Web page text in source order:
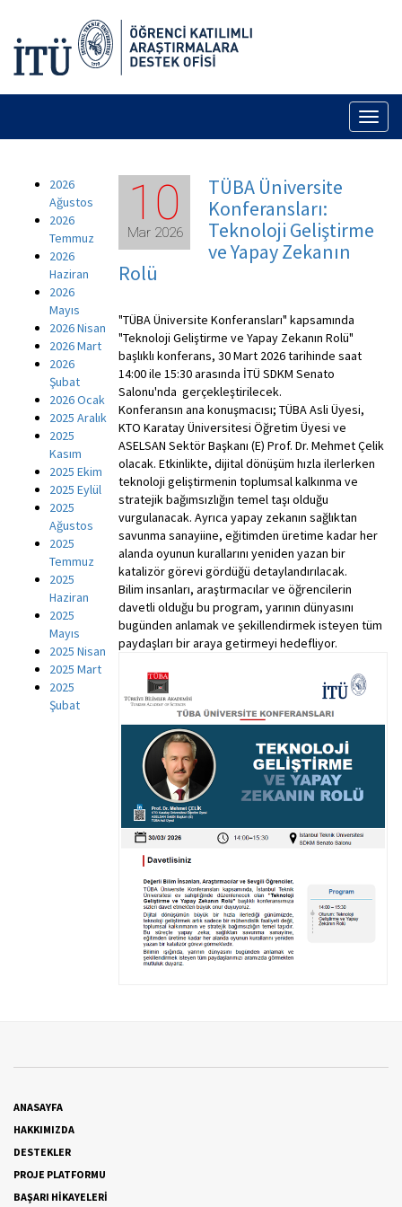
2026
Ağustos
2026
Temmuz
2026
Haziran
2026
Mayıs
2026 Nisan
2026 Mart
2026
Şubat
2026 Ocak
2025 Aralık
2025
Kasım
2025 Ekim
2025 Eylül
2025
Ağustos
2025
Temmuz
2025
Haziran
2025
Mayıs
2025 Nisan
2025 Mart
2025
Şubat
10
Mar 2026
TÜBA Üniversite
Konferansları:
Teknoloji Geliştirme
ve Yapay Zekanın
Rolü
"TÜBA Üniversite Konferansları" kapsamında
"Teknoloji Geliştirme ve Yapay Zekanın Rolü"
başlıklı konferans, 30 Mart 2026 tarihinde saat
14:00 ile 15:30 arasında İTÜ SDKM Senato
Salonu'nda gerçekleştirilecek.
Konferansın ana konuşmacısı; TÜBA Asli Üyesi,
KTO Karatay Üniversitesi Öğretim Üyesi ve
ASELSAN Sektör Başkanı (E) Prof. Dr. Mehmet Çelik
olacak. Etkinlikte, dijital dönüşüm hızla ilerlerken
teknoloji geliştirmenin toplumsal kalkınma ve
stratejik bağımsızlığın temel taşı olduğu
vurgulanacak. Ayrıca yapay zekanın sağlıktan
savunma sanayiine, eğitimden üretime kadar her
alanda oyunun kurallarını yeniden yazan bir
katalizör görevi gördüğü detaylandırılacak.
Bilim insanları, araştırmacılar ve öğrencilerin
davetli olduğu bu program, yarının dünyasını
bugünden anlamak ve şekillendirmek isteyen tüm
paydaşları bir araya getirmeyi hedefliyor.
ANASAYFA
HAKKIMIZDA
DESTEKLER
PROJE PLATFORMU
BAŞARI HİKAYELERİ